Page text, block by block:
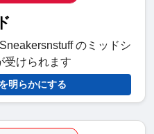
のミッドシ
受けられます
明らかにする